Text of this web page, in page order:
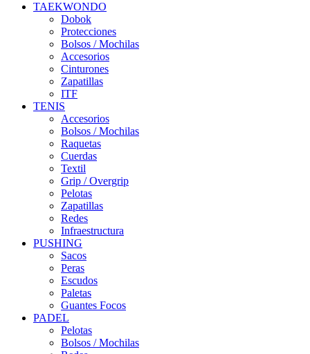
TAEKWONDO
Dobok
Protecciones
Bolsos / Mochilas
Accesorios
Cinturones
Zapatillas
ITF
TENIS
Accesorios
Bolsos / Mochilas
Raquetas
Cuerdas
Textil
Grip / Overgrip
Pelotas
Zapatillas
Redes
Infraestructura
PUSHING
Sacos
Peras
Escudos
Paletas
Guantes Focos
PADEL
Pelotas
Bolsos / Mochilas